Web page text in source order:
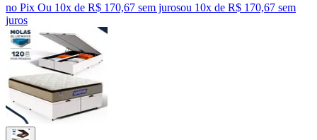
no Pix Ou 10x de R$ 170,67 sem jurosou 10x de R$ 170,67 sem
juros